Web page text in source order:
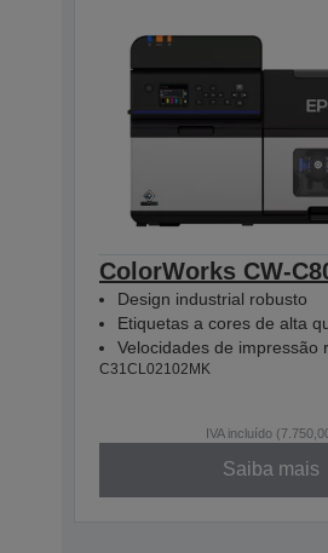
ColorWorks CW-
Design industrial robusto
Etiquetas a cores de alta
Velocidades de impressão
C31CL02102MK
IVA incluído
Saiba mais